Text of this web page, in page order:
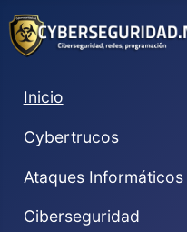
Inicio
Cybertrucos
Ataques Informáticos
Ciberseguridad